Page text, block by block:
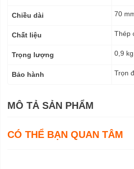
Chiều dài 70
Chất liệu Thép
Trọng lượng 0,9 kg
Bảo hành Trọn
MÔ TẢ SẢN PHẨM
CÓ THỂ BẠN QUAN TÂM